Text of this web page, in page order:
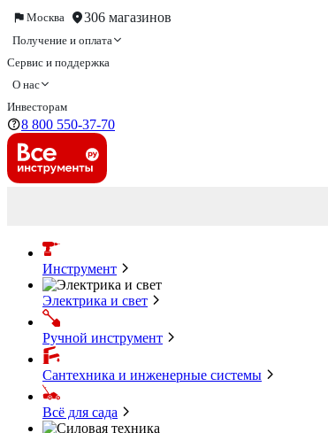
Москва 306 магазинов
Получение и оплата
Сервис и поддержка
О нас
Инвесторам
8 800 550-37-70
Инструмент
Электрика и свет
Ручной инструмент
Сантехника и инженерные системы
Всё для сада